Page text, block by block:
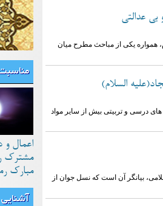
بی عدالتی
همواره یکی از مباحث مطرح میان
السلام)
درسی و تربیتی بیش از سایر مواد
بیانگر آن است که نسل جوان از
اعمال و
مشترک
مبارک
آشنایی